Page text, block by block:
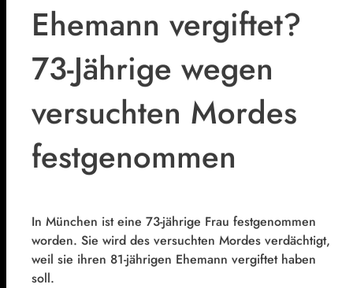
Ehemann vergiftet?
73-Jährige wegen
versuchten Mordes
festgenommen
In München ist eine 73-jährige Frau festgenommen
worden. Sie wird des versuchten Mordes verdächtigt,
weil sie ihren 81-jährigen Ehemann vergiftet haben
soll.